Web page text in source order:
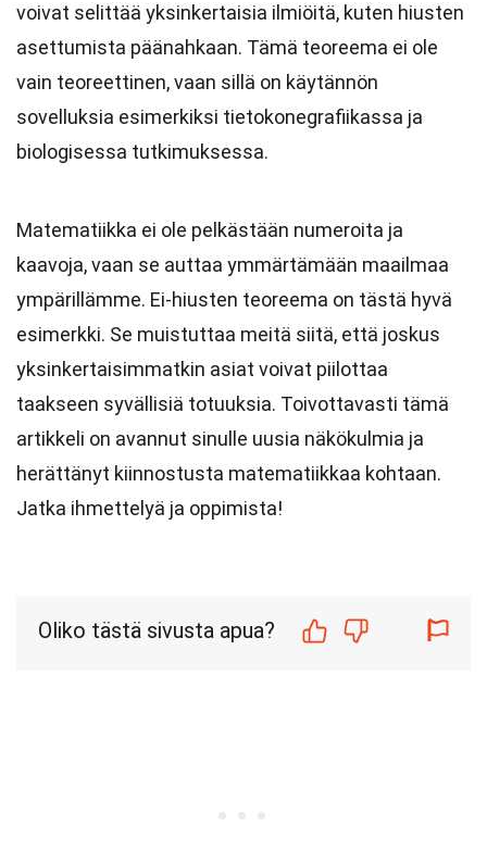
voivat selittää yksinkertaisia ilmiöitä, kuten hiusten
asettumista päänahkaan. Tämä teoreema ei ole
vain teoreettinen, vaan sillä on käytännön
sovelluksia esimerkiksi tietokonegrafiikassa ja
biologisessa tutkimuksessa.
Matematiikka ei ole pelkästään numeroita ja
kaavoja, vaan se auttaa ymmärtämään maailmaa
ympärillämme. Ei-hiusten teoreema on tästä hyvä
esimerkki. Se muistuttaa meitä siitä, että joskus
yksinkertaisimmatkin asiat voivat piilottaa
taakseen syvällisiä totuuksia. Toivottavasti tämä
artikkeli on avannut sinulle uusia näkökulmia ja
herättänyt kiinnostusta matematiikkaa kohtaan.
Jatka ihmettelyä ja oppimista!
Oliko tästä sivusta apua?